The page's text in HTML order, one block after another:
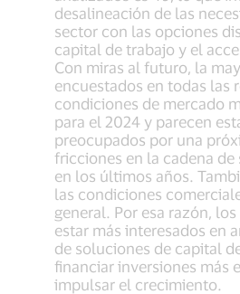
desalineación de las
sector con las opciones
capital de trabajo y el
Con miras al futuro, la
encuestados en todas las
condiciones de mercado
para el 2024 y parecen
preocupados por una
fricciones en la cadena
en los últimos años.
las condiciones
general. Por esa razón, los
estar más interesados en
de soluciones de capital
financiar inversiones más
impulsar el crecimiento.